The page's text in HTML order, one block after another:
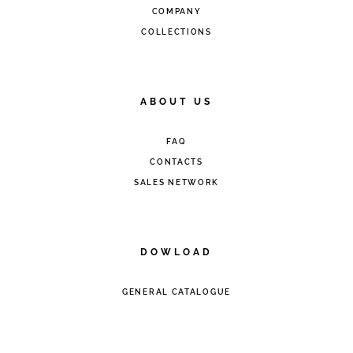
COMPANY
COLLECTIONS
ABOUT US
FAQ
CONTACTS
SALES NETWORK
DOWLOAD
GENERAL CATALOGUE